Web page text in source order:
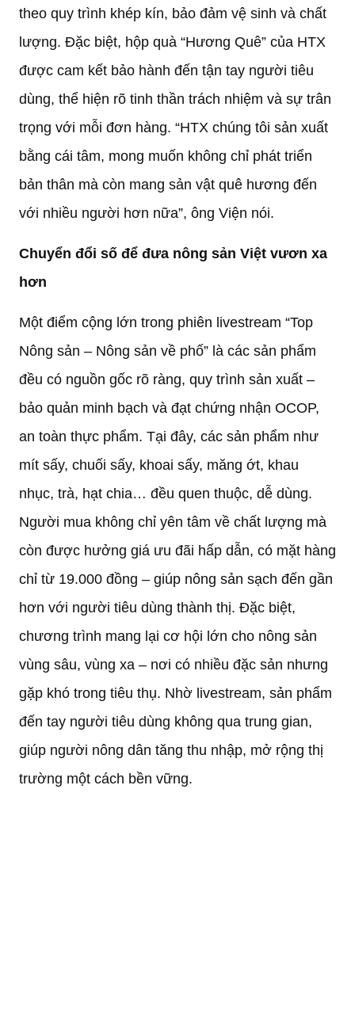
theo quy trình khép kín, bảo đảm vệ sinh và chất
lượng. Đặc biệt, hộp quà “Hương Quê” của HTX
được cam kết bảo hành đến tận tay người tiêu
dùng, thể hiện rõ tinh thần trách nhiệm và sự trân
trọng với mỗi đơn hàng. “HTX chúng tôi sản xuất
bằng cái tâm, mong muốn không chỉ phát triển
bản thân mà còn mang sản vật quê hương đến
với nhiều người hơn nữa”, ông Viện nói.
Chuyển đổi số để đưa nông sản Việt vươn xa
hơn
Một điểm cộng lớn trong phiên livestream “Top
Nông sản – Nông sản về phố” là các sản phẩm
đều có nguồn gốc rõ ràng, quy trình sản xuất –
bảo quản minh bạch và đạt chứng nhận OCOP,
an toàn thực phẩm. Tại đây, các sản phẩm như
mít sấy, chuối sấy, khoai sấy, măng ớt, khau
nhục, trà, hạt chia… đều quen thuộc, dễ dùng.
Người mua không chỉ yên tâm về chất lượng mà
còn được hưởng giá ưu đãi hấp dẫn, có mặt hàng
chỉ từ 19.000 đồng – giúp nông sản sạch đến gần
hơn với người tiêu dùng thành thị. Đặc biệt,
chương trình mang lại cơ hội lớn cho nông sản
vùng sâu, vùng xa – nơi có nhiều đặc sản nhưng
gặp khó trong tiêu thụ. Nhờ livestream, sản phẩm
đến tay người tiêu dùng không qua trung gian,
giúp người nông dân tăng thu nhập, mở rộng thị
trường một cách bền vững.